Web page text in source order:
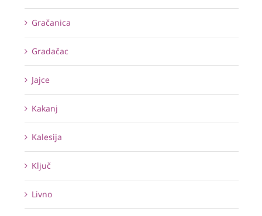
Gračanica
Gradačac
Jajce
Kakanj
Kalesija
Ključ
Livno